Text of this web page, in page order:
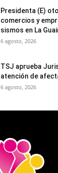
Presidenta (E)
comercios y
sismos en La
6 agosto, 2026
TSJ aprueba
atención de
6 agosto, 2026